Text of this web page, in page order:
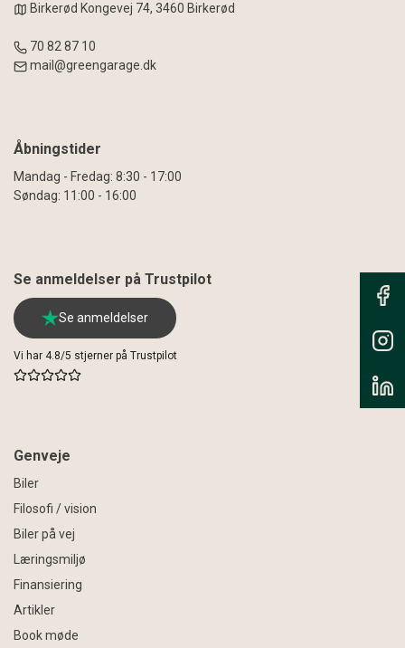
Birkerød Kongevej 74, 3460 Birkerød
70 82 87 10
mail@greengarage.dk
Åbningstider
Mandag - Fredag: 8:30 - 17:00
Søndag: 11:00 - 16:00
Se anmeldelser på Trustpilot
Se anmeldelser
Vi har 4.8/5 stjerner på Trustpilot
Genveje
Biler
Filosofi / vision
Biler på vej
Læringsmiljø
Finansiering
Artikler
Book møde